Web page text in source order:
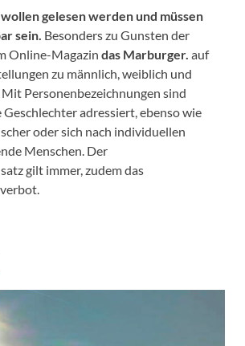
gelesen werden und müssen
sein. Besonders zu Gunsten der
Online-Magazin das Marburger. auf
zu männlich, weiblich und
Personenbezeichnungen sind
adressiert, ebenso wie
oder sich nach individuellen
Menschen. Der
gilt immer, zudem das